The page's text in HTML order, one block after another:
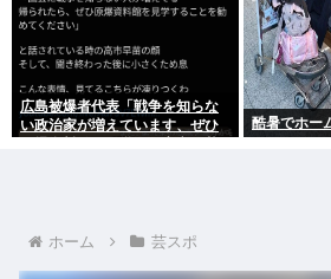
広島被爆者代表「戦争を知らな
い政治家が増えています、ぜひ
酷暑でホー
ホーム 芸スポ